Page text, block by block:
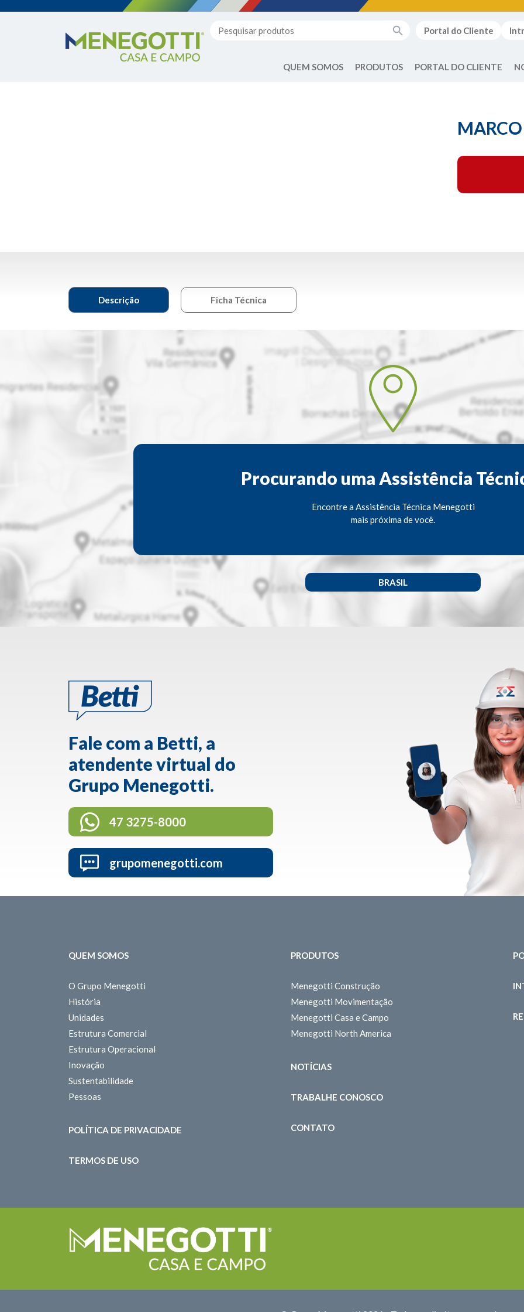
Portal do Cliente
QUEM SOMOS PRODUTOS PORTAL DO CLIENTE
Descrição Ficha Técnica
Procurando uma Assistência
Encontre a Assistência Técnica Menegotti
mais próxima de você.
BRASIL
Fale com a Betti, a
atendente virtual do
Grupo Menegotti.
47 3275-8000
grupomenegotti.com
QUEM SOMOS
O Grupo Menegotti
História
Unidades
Estrutura Comercial
Estrutura Operacional
Inovação
Sustentabilidade
Pessoas
POLÍTICA DE PRIVACIDADE
TERMOS DE USO
PRODUTOS
Menegotti Construção
Menegotti Movimentação
Menegotti Casa e Campo
Menegotti North America
NOTÍCIAS
TRABALHE CONOSCO
CONTATO